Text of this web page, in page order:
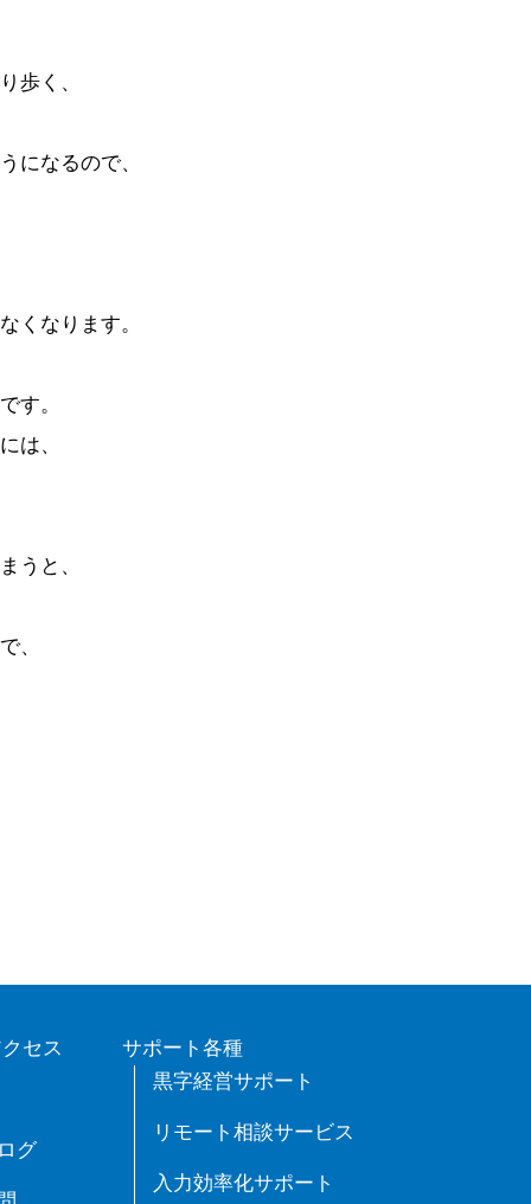
歩く、
になるので、
くなります。
す。
は、
うと、
、
セス
グ
サポート各種
黒字経営サポート
リモート相談サービス
入力効率化サポート